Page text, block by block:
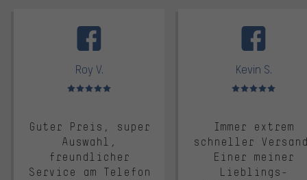
Roy V.
Bewertungen: 5 von 5
Guter Preis, super
Auswahl,
freundlicher
Service am Telefon
Kevin S.
Bewertungen: 5 von 5
Immer extrem
schneller
Einer meiner
Lieblings-